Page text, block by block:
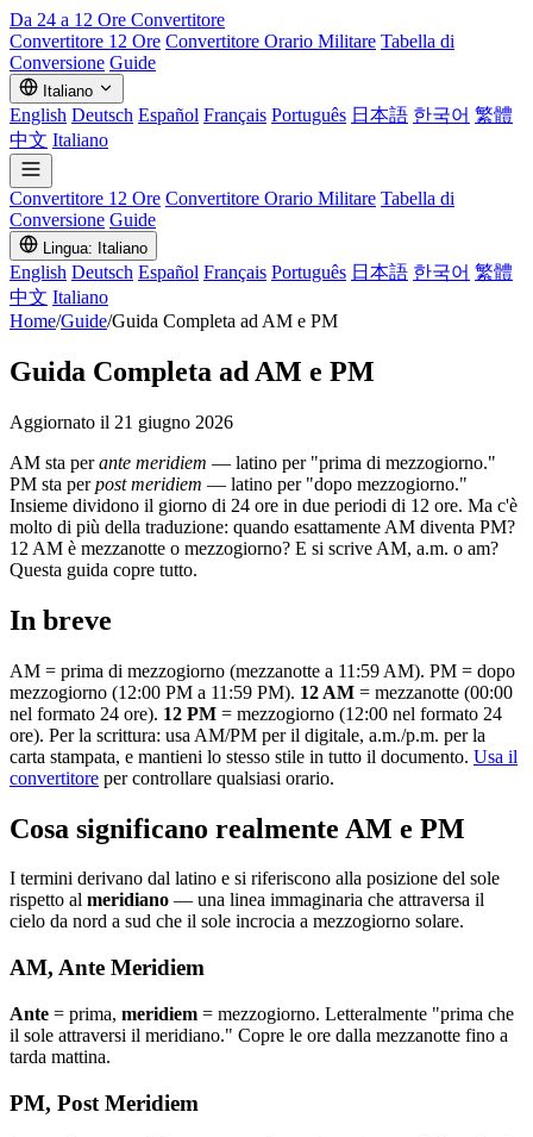
Da 24 a 12 Ore Convertitore
Convertitore 12 Ore Convertitore Orario Militare Tabella di
Conversione Guide
Italiano
English Deutsch Español Français Português 日本語 한국어 繁體
中文 Italiano
Convertitore 12 Ore Convertitore Orario Militare Tabella di
Conversione Guide
Lingua: Italiano
English Deutsch Español Français Português 日本語 한국어 繁體
中文 Italiano
Home/Guide/Guida Completa ad AM e PM
Guida Completa ad AM e PM
Aggiornato il 21 giugno 2026
AM sta perante meridiem — latino per "prima di mezzogiorno."
PM sta perpost meridiem — latino per "dopo mezzogiorno."
Insieme dividono il giorno di 24 ore in due periodi di 12 ore. Ma c'è
molto di più della traduzione: quando esattamente AM diventa PM?
12 AM è mezzanotte o mezzogiorno? E si scrive AM, a.m. o am?
Questa guida copre tutto.
In breve
AM = prima di mezzogiorno (mezzanotte a 11:59 AM). PM = dopo
mezzogiorno (12:00 PM a 11:59 PM). 12 AM = mezzanotte (00:00
nel formato 24 ore). 12 PM = mezzogiorno (12:00 nel formato 24
ore). Per la scrittura: usa AM/PM per il digitale, a.m./p.m. per la
carta stampata, e mantieni lo stesso stile in tutto il documento. Usa il
convertitore per controllare qualsiasi orario.
Cosa significano realmente AM e PM
I termini derivano dal latino e si riferiscono alla posizione del sole
rispetto al meridiano — una linea immaginaria che attraversa il
cielo da nord a sud che il sole incrocia a mezzogiorno solare.
AM, Ante Meridiem
Ante = prima, meridiem = mezzogiorno. Letteralmente "prima che
il sole attraversi il meridiano." Copre le ore dalla mezzanotte fino a
tarda mattina.
PM, Post Meridiem